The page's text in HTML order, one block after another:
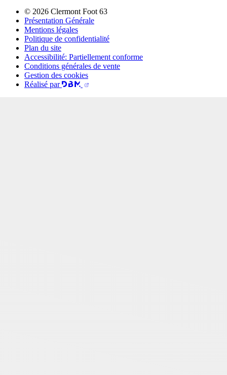
© 2026 Clermont Foot 63
Présentation Générale
Mentions légales
Politique de confidentialité
Plan du site
Accessibilité: Partiellement conforme
Conditions générales de vente
Gestion des cookies
Réalisé par